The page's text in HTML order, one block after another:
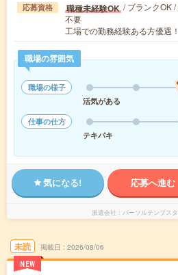
応募資格 職種未経験OK / ブランクOK
不要
工場での勤務経験ある方優遇！
職場の雰囲気
職場の様子
活気がある
仕事の仕方
テキパキ
気になる! 応募へ進む
派遣会社 パーソルテンプス
未読
NEW
掲載日 2026/08/06